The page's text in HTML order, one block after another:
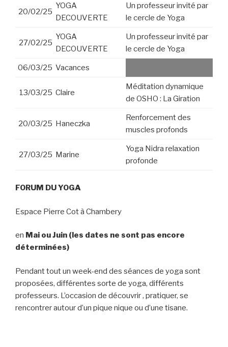
20/02/25
YOGA
DECOUVERTE
Un professeur invité par
le cercle de Yoga
27/02/25
YOGA
DECOUVERTE
Un professeur invité par
le cercle de Yoga
06/03/25 Vacances
13/03/25 Claire
Méditation dynamique
de OSHO : La Giration
20/03/25 Haneczka
Renforcement des
muscles profonds
27/03/25 Marine
Yoga Nidra relaxation
profonde
FORUM DU YOGA
Espace Pierre Cot à Chambery
en Mai ou Juin (les dates ne sont pas encore
déterminées)
Pendant tout un week-end des séances de yoga sont
proposées, différentes sorte de yoga, différents
professeurs. L’occasion de découvrir , pratiquer, se
rencontrer autour d’un pique nique ou d’une tisane.